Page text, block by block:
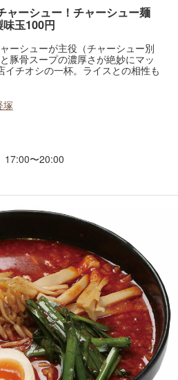
ャーシュー！チャーシュー麺
味玉100円
ーシューが主役（チャーシュー別
豚骨スープの濃厚さが絶妙にマッ
チオシの一杯。ライスとの相性も
塚
17:00〜20:00